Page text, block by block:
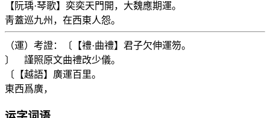
【阮瑀·琴歌】奕奕天門開，大魏應期運。
靑蓋巡九州，在西東人怨。
（運）考證：〔【禮·曲禮】君子欠伸運笏。
〕 謹照原文曲禮改少儀。
〔【越語】廣運百里。
東西爲廣，